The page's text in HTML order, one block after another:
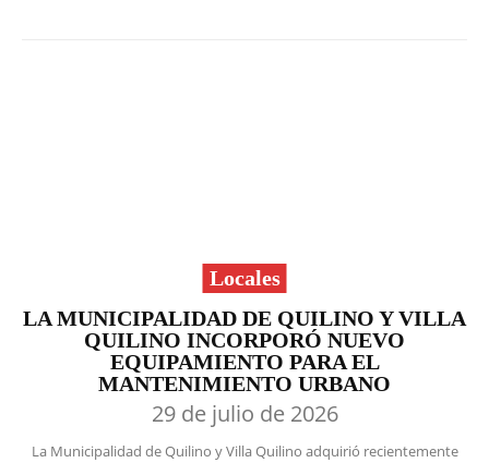
Locales
LA MUNICIPALIDAD DE QUILINO Y VILLA
QUILINO INCORPORÓ NUEVO
EQUIPAMIENTO PARA EL
MANTENIMIENTO URBANO
29 de julio de 2026
La Municipalidad de Quilino y Villa Quilino adquirió recientemente